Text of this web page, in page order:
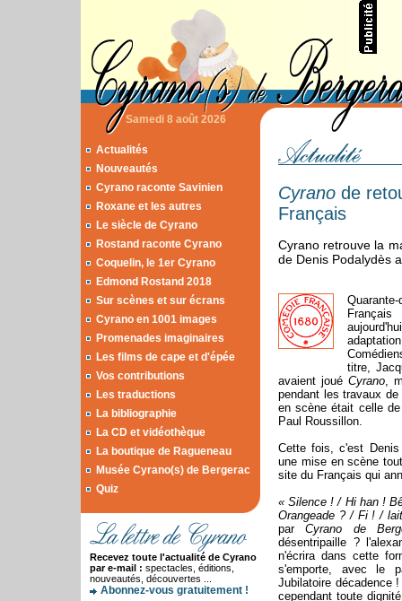
Samedi 8 août 2026
Actualités
Nouveautés
Cyrano raconte Savinien
Roxane et les autres
Le siècle de Cyrano
Rostand raconte Cyrano
Coquelin, le 1er Cyrano
Edmond Rostand 2018
Sur scènes et sur écrans
Cyrano en 1001 images
Promenades imaginaires
Les films de cape et d'épée
Vos contributions
Les traductions
La bibliographie
La CD et vidéothèque
La boutique de Ragueneau
Musée Cyrano(s) de Bergerac
Quiz
Recevez toute l'actualité de Cyrano
par e-mail : spectacles, éditions,
nouveautés, découvertes ...
Abonnez-vous gratuitement !
Cyrano de
Français
Cyrano retrouve la
de Denis Podalydès
titre,
avaient joué Cyrano,
pendant les travaux
en scène était celle
Paul Roussillon.
Cette fois, c'est
une mise en scène
site du Français qui
« Silence ! / Hi han !
Orangeade ? / Fi ! /
parCyrano de
désentripaille ?
n'écrira dans cette
s'emporte, avec le
Jubilatoire décadence
cependant toute